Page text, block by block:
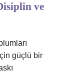
ve
güçlü bir